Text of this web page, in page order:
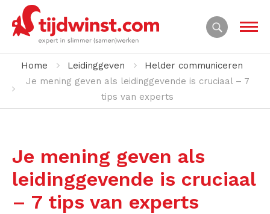
Home Leidinggeven
Helder communiceren
Je mening geven als leidinggevende is cruciaal – 7
tips van experts
Je mening geven als
leidinggevende is cruciaal
– 7 tips van experts